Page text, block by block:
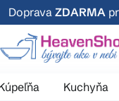
Prejsť
na
obsah
Doprava ZDARMA
Kuchyňa